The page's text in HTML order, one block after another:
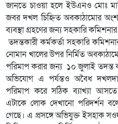
জানতে চাওয়া হলে ইউএনও মোঃ
জবর দখল চিহ্নিত অবকাঠামোর
ব্যবস্থা গ্রহণের জন্য সহকারি
তদন্তকারী কর্মকর্তা সহকারি
নোমান খালের উপর নির্মিত
পরিমাপ করার জন্য ১০ জুলাই তদন্ত
অভিযোগ এ পর্যন্তও অবৈধ
পরিমাপ করে সঠিক ব্যাখ্যা
এটাকে লোক দেখানো পরিদর্শন
গেছে। এ প্রসঙ্গে অভিযুক্ত ইসহাক